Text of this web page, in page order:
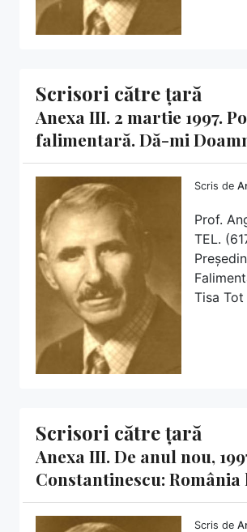
Scrisori către țară
Anexa III. 2 martie 1997.
falimentară. Dă-mi
Scris de
Prof.
TEL.
Tisa Tot
Scrisori către țară
Anexa III. De anul nou,
Constantinescu:
Scris de